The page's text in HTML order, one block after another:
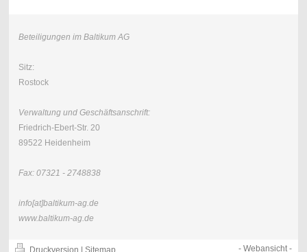
Beteiligungen im Baltikum AG
Sitz:
Rostock
Verwaltung und Geschäftsanschrift:
Friedrich-Ebert-Str. 20
89522 Heidenheim
Fax: 07321 - 2748838
info[at]baltikum-ag.de
www.baltikum-ag.de
Druckversion | Sitemap -Webansicht -